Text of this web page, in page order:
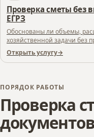
Проверка сметы без
ЕГРЗ
Обоснованы ли объемы,
хозяйственной задачи без
Открыть услугу
ПОРЯДОК РАБОТЫ
Проверка